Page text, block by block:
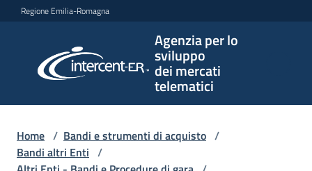
Vai al contenuto
Vai alla navigazione
Vai al footer
Regione Emilia-Romagna
Agenzia per lo
sviluppo
dei mercati
telematici
per lo
sviluppo
telematici
Home / Bandi e strumenti di acquisto /
Bandi altri Enti /